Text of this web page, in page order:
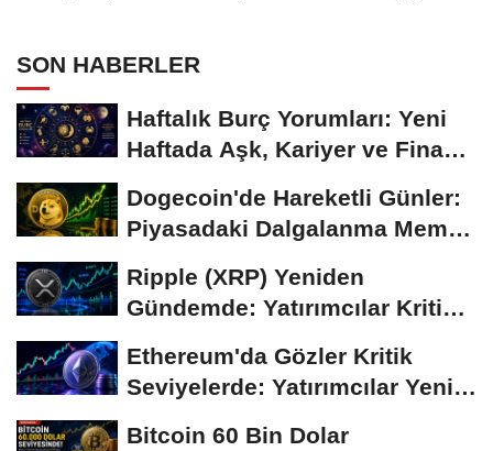
SON HABERLER
Haftalık Burç Yorumları: Yeni
Haftada Aşk, Kariyer ve Finans
Dogecoin'de Hareketli Günler:
Piyasadaki Dalgalanma Meme
Ripple (XRP) Yeniden
Gündemde: Yatırımcılar Kritik
Ethereum'da Gözler Kritik
Seviyelerde: Yatırımcılar Yeni
Bitcoin 60 Bin Dolar